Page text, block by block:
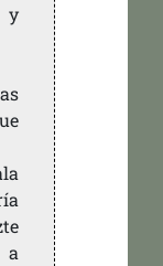
y
a